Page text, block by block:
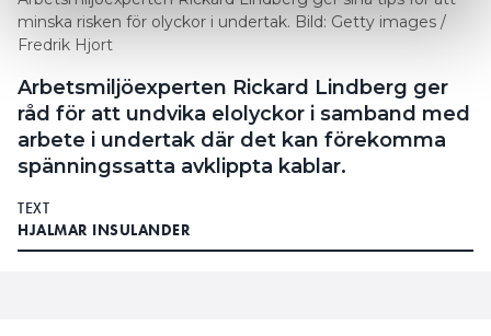
minska risken för olyckor i undertak. Bild: Getty images /
Fredrik Hjort
Arbetsmiljöexperten Rickard Lindberg ger
råd för att undvika elolyckor i samband med
arbete i undertak där det kan förekomma
spänningssatta avklippta kablar.
TEXT
HJALMAR INSULANDER